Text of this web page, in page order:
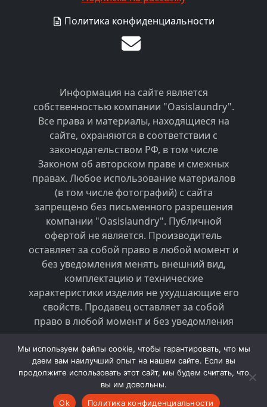
Политика конфиденциальности
Информация на сайте является
собственностью компании "Oasislaundry".
Все права и материалы, находящиеся на
сайте, охраняются в соответствии с
законодательством РФ, в том числе
Законом об авторском праве и смежных
правах. Любое использование материалов
(в том числе фотографий) с сайта
запрещено без письменного разрешения
компании "Oasislaundry". Публичной
офертой не является. Производитель
оставляет за собой право в любой момент и
без уведомления менять внешний вид,
комплектацию и технические
характеристики изделия не ухудшающие его
свойств. Продавец оставляет за собой
право в любой момент и без уведомления
2026 © Оборудование для прачечных и
химчисток - «Oasislaundry»
Мы используем файлы cookie, чтобы гарантировать, что мы
даем вам наилучший опыт на нашем сайте. Если вы
продолжите использовать этот сайт, мы будем считать, что
вы им довольны.
Ok
Политика конфиденциальности